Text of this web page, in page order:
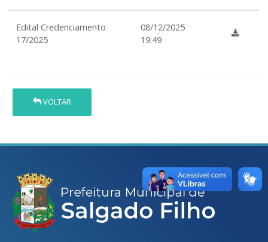
Edital Credenciamento
17/2025
08/12/2025
19:49
VOLTAR